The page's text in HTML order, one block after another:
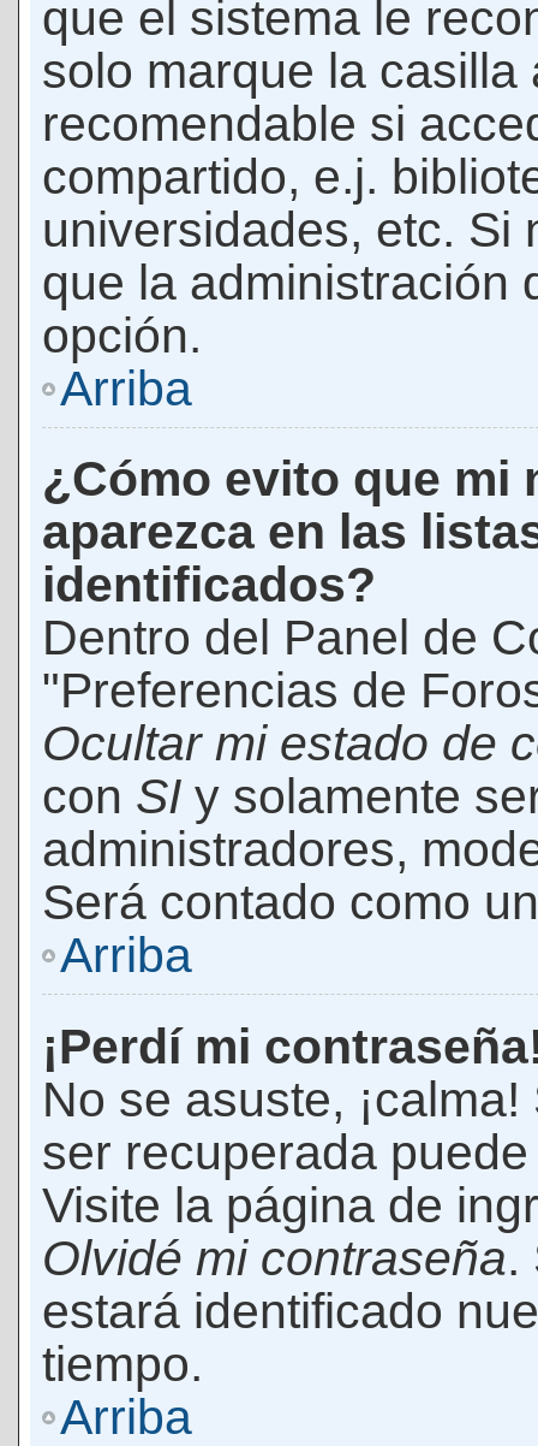
que el sistema le
solo marque la casilla
recomendable si
compartido, e.j.
universidades, etc. Si
que la administración
opción.
Arriba
¿Cómo evito que mi
aparezca en las
identificados?
Dentro del Panel de
"Preferencias de
Ocultar mi estado de
con SI y solamente
administradores,
Será contado como
Arriba
¡Perdí mi
No se asuste,
ser recuperada
Visite la página de
Olvidé mi contraseña.
estará identificado
tiempo.
Arriba